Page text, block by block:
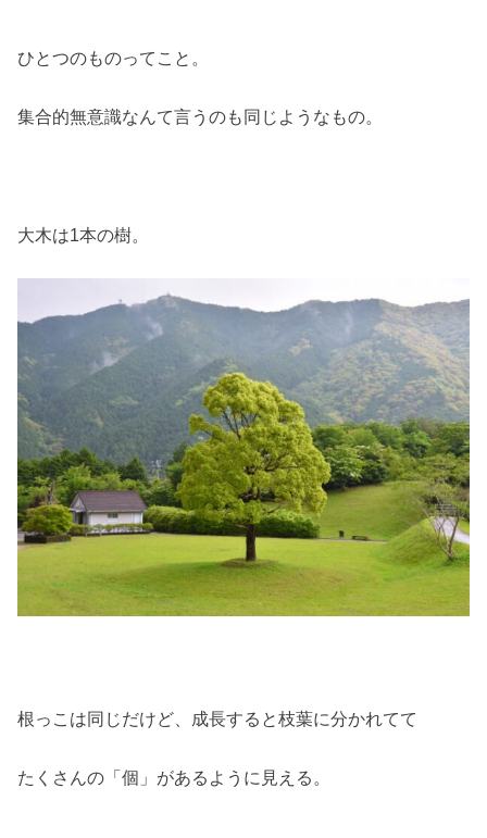
ひとつのものってこと。
集合的無意識なんて言うのも同じようなもの。
大木は1本の樹。
根っこは同じだけど、成長すると枝葉に分かれてて
たくさんの「個」があるように見える。